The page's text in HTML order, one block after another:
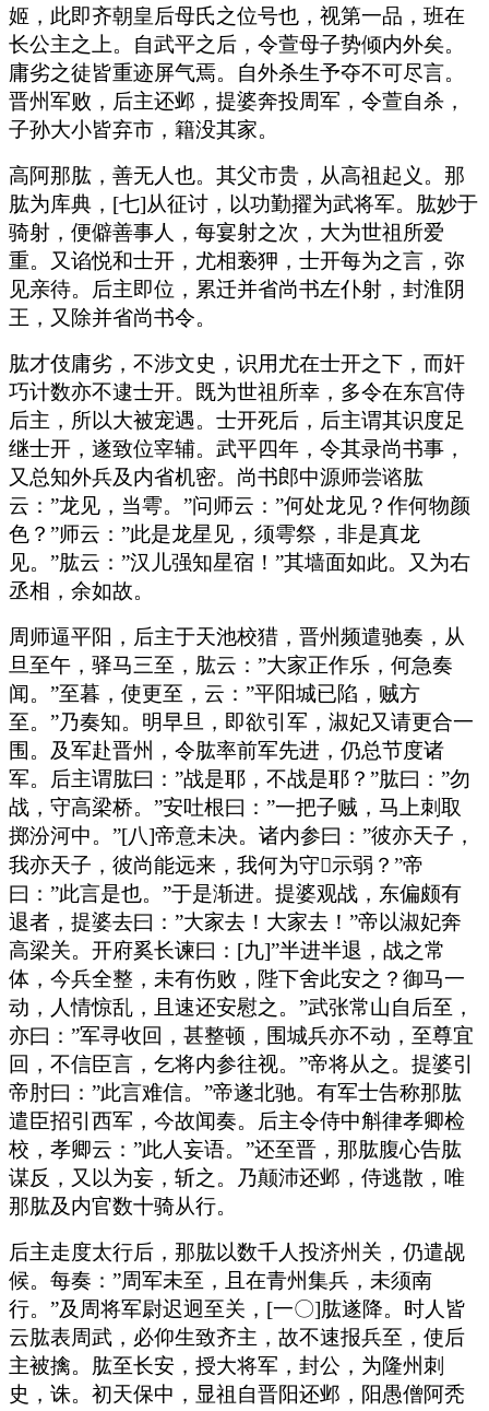
姬，此即齐朝皇后母氏之位号也，视第一品，班在
长公主之上。自武平之后，令萱母子势倾内外矣。
庸劣之徒皆重迹屏气焉。自外杀生予夺不可尽言。
晋州军败，后主还邺，提婆奔投周军，令萱自杀，
子孙大小皆弃市，籍没其家。
高阿那肱，善无人也。其父市贵，从高祖起义。那
肱为库典，[七]从征讨，以功勤擢为武将军。肱妙于
骑射，便僻善事人，每宴射之次，大为世祖所爱
重。又谄悦和士开，尤相亵狎，士开每为之言，弥
见亲待。后主即位，累迁并省尚书左仆射，封淮阴
王，又除并省尚书令。
肱才伎庸劣，不涉文史，识用尤在士开之下，而奸
巧计数亦不逮士开。既为世祖所幸，多令在东宫侍
后主，所以大被宠遇。士开死后，后主谓其识度足
继士开，遂致位宰辅。武平四年，令其录尚书事，
又总知外兵及内省机密。尚书郎中源师尝谘肱
云：”龙见，当雩。”问师云：”何处龙见？作何物颜
色？”师云：”此是龙星见，须雩祭，非是真龙
见。”肱云：”汉儿强知星宿！”其墙面如此。又为右
丞相，余如故。
周师逼平阳，后主于天池校猎，晋州频遣驰奏，从
旦至午，驿马三至，肱云：”大家正作乐，何急奏
闻。”至暮，使更至，云：”平阳城已陷，贼方
至。”乃奏知。明早旦，即欲引军，淑妃又请更合一
围。及军赴晋州，令肱率前军先进，仍总节度诸
军。后主谓肱曰：”战是耶，不战是耶？”肱曰：”勿
战，守高梁桥。”安吐根曰：”一把子贼，马上刺取
掷汾河中。”[八]帝意未决。诸内参曰：”彼亦天子，
我亦天子，彼尚能远来，我何为守示弱？”帝
曰：”此言是也。”于是渐进。提婆观战，东偏颇有
退者，提婆去曰：”大家去！大家去！”帝以淑妃奔
高梁关。开府奚长谏曰：[九]”半进半退，战之常
体，今兵全整，未有伤败，陛下舍此安之？御马一
动，人情惊乱，且速还安慰之。”武张常山自后至，
亦曰：”军寻收回，甚整顿，围城兵亦不动，至尊宜
回，不信臣言，乞将内参往视。”帝将从之。提婆引
帝肘曰：”此言难信。”帝遂北驰。有军士告称那肱
遣臣招引西军，今故闻奏。后主令侍中斛律孝卿检
校，孝卿云：”此人妄语。”还至晋，那肱腹心告肱
谋反，又以为妄，斩之。乃颠沛还邺，侍逃散，唯
那肱及内官数十骑从行。
后主走度太行后，那肱以数千人投济州关，仍遣觇
候。每奏：”周军未至，且在青州集兵，未须南
行。”及周将军尉迟迥至关，[一〇]肱遂降。时人皆
云肱表周武，必仰生致齐主，故不速报兵至，使后
主被擒。肱至长安，授大将军，封公，为隆州刺
史，诛。初天保中，显祖自晋阳还邺，阳愚僧阿秃